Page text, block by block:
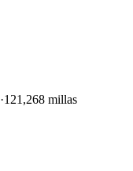
121,268 millas